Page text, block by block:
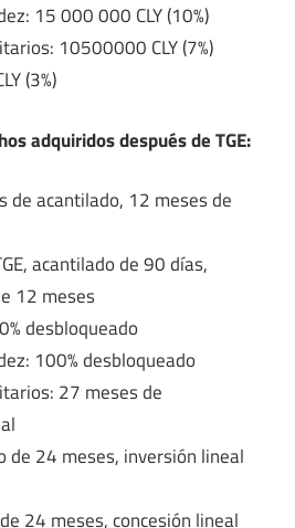
15 000 000 CLY (10%)
10500000 CLY (7%)
(3%)
adquiridos después de TGE:
de acantilado, 12 meses de
acantilado de 90 días,
12 meses
desbloqueado
100% desbloqueado
27 meses de
de 24 meses, inversión lineal
24 meses, concesión lineal